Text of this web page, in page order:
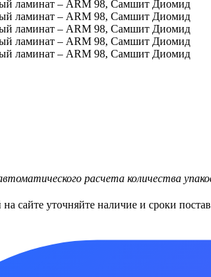
расчета количества
сайте уточняйте наличие и сроки